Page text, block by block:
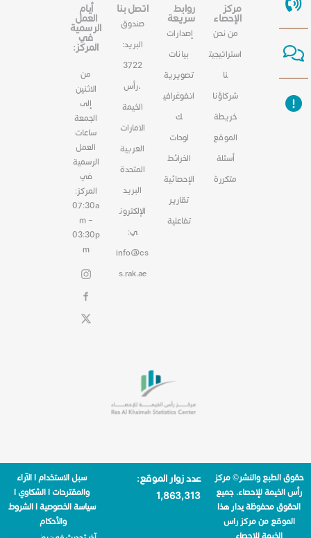
مركز
الإحصاء
من نحن
استراتيجيت
نا
شركاؤنا
خريطة
الموقع
أسئلة
متكررة
روابط
سريعة
إصدارات
بيانات
تصويرية
انفوغرافي
ك
لوحات
الخرائط
الإحصائية
تقارير
تفاعلية
اتصل بنا
صندوق
البريد:
3722
،رأس
الخيمة
الامارات
العربية
المتحدة
البريد
الإلكترون
ي:
info@cs
s.rak.ae
أيام
العمل
الرسمية
في
المركز:
من
الاثنين
إلى
الجمعة
ساعات
العمل
الرسمية
في
المركز:
07:30a
m –
03:30p
m
حقوق الطبع والنشر© مركز
رأس الخيمة للإحصاء. جميع
الحقوق محفوظة يدار هذا
الموقع من مركز راس
عدد زوار الموقع:
1٬863٬313
سبل الاستخدام|الآراء
والمقترحات|الشكاوي|
سياسة الخصوصية|الشروط
والأحكام